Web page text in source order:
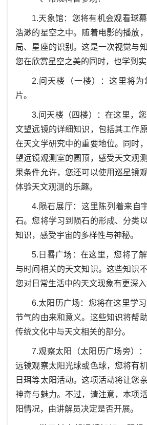
1.天象馆：您将有机会观看球
浩渺的星空之中。随着电影的播放
局、星座的识别。这是一次视觉与
您在欣赏星空之美的同时，也学到实
2.问天楼（一楼）：这里将
片。
3.问天楼（四楼）：在这里，
文望远镜的详细知识，包括其工作
在天文学研究中的重要地位。同时
望远镜观测室的圆顶，感受天文观
果条件允许，您还可以使用巡星镜
体验天文观测的乐趣。
4. 陨石展厅：这里陈列着来自
石。您将学习到陨石的形成、分类
知识，感受宇宙的多样性与神秘。
5. 日晷广场：在这里，您将了解
与时间相关的天文知识。这些知识
您对日常生活中的天文现象有更深入
6.太阳历广场：您将在这里学
节气的由来和意义。这些知识将帮
传统文化中与天文相关的部分。
7.观察太阳（太阳历广场旁）
远镜观察太阳光球或色球，您将有
日珥等太阳活动。这项活动将让您
神奇与魅力。不过，请注意，本项
阳情况，由讲解员决定是否开展。